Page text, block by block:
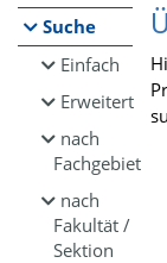
Suche
Einfach
Erweitert
nach
Fachgebiet
nach
Fakultät /
Sektion